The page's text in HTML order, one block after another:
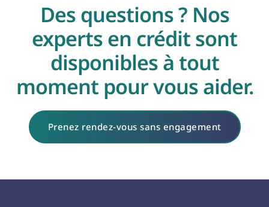
Des questions ? Nos
experts en crédit sont
disponibles à tout
moment pour vous aider.
Prenez rendez-vous sans engagement